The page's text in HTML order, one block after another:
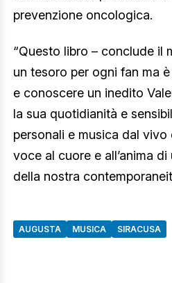
prevenzione oncologica.
“Questo libro – conclude il
un tesoro per ogni fan ma
e conoscere un inedito
la sua quotidianità e
personali e musica dal
voce al cuore e all’anima
della nostra
AUGUSTA MUSICA SIRACUSA